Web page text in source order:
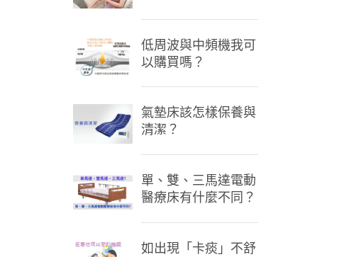
低周波與中頻機我可
以購買嗎？
氣墊床該怎樣保養與
清潔？
單、雙、三馬達電動
醫療床有什麼不同？
如出現「卡痰」不舒